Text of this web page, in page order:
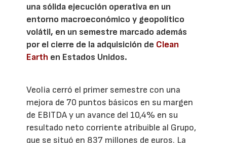
una sólida ejecución operativa en un
entorno macroeconómico y geopolítico
volátil, en un semestre marcado además
por el cierre de la adquisición de Clean
Earth en Estados Unidos.
Veolia cerró el primer semestre con una
mejora de 70 puntos básicos en su margen
de EBITDA y un avance del 10,4% en su
resultado neto corriente atribuible al Grupo,
que se situó en 837 millones de euros. La